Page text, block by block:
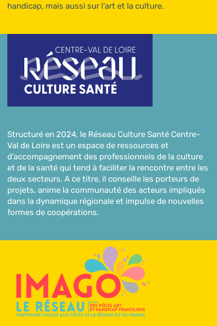
handicap, mais aussi sur l’art et la culture.
Structuré en 2024, le Réseau Culture Santé Centre-
Val de Loire est un espace de ressources et
d’accompagnement des professionnels de la culture
et de la santé qui tend à faciliter la rencontre entre les
deux secteurs. A ce titre, il conseille les porteurs de
projets, anime la communauté des acteurs impliqués
dans la dynamique régionale et impulse de nouvelles
formes de coopérations.